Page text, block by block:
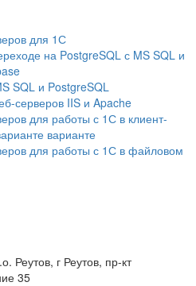
для 1С
на PostgreSQL с MS SQL и
SQL и PostgreSQL
серверов IIS и Apache
для работы с 1С в клиент-
варианте
для работы с 1С в файловом
Реутов, г Реутов, пр-кт
35